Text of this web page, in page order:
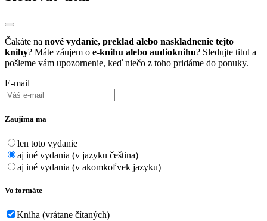
Čakáte na nové vydanie, preklad alebo naskladnenie tejto
knihy? Máte záujem o e-knihu alebo audioknihu? Sledujte titul a
pošleme vám upozornenie, keď niečo z toho pridáme do ponuky.
E-mail
Zaujíma ma
len toto vydanie
aj iné vydania (v jazyku čeština)
aj iné vydania (v akomkoľvek jazyku)
Vo formáte
Kniha (vrátane čítaných)